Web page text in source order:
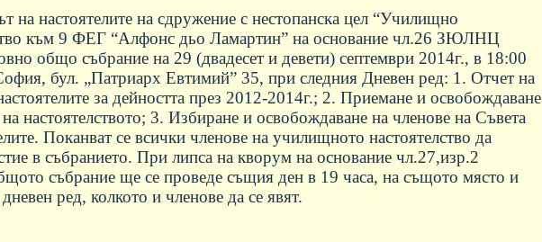
на настоятелите на сдружение с нестопанска цел “Училищно
към 9 ФЕГ “Алфонс дьо Ламартин” на основание чл.26 ЗЮЛНЦ
общо събрание на 29 (двадесет и девети) септември 2014г., в 18:00
бул. „Патриарх Евтимий” 35, при следния Дневен ред: 1. Отчет на
за дейността през 2012-2014г.; 2. Приемане и освобождаване
настоятелството; 3. Избиране и освобождаване на членове на Съвета
Поканват се всички членове на училищното настоятелство да
в събранието. При липса на кворум на основание чл.27,изр.2
събрание ще се проведе същия ден в 19 часа, на същото място и
ред, колкото и членове да се явят.